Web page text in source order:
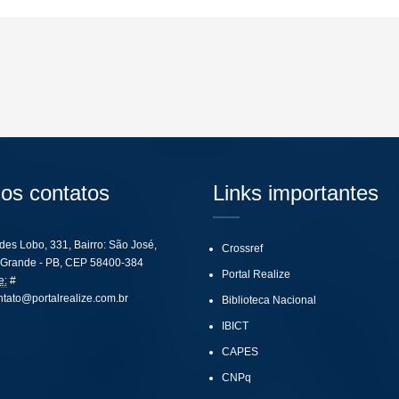
contatos
Lobo, 331, Bairro: São José,
- PB, CEP 58400-384
#
Links importantes
Crossref
Portal Realize
Biblioteca Nacional
IBICT
CAPES
CNPq